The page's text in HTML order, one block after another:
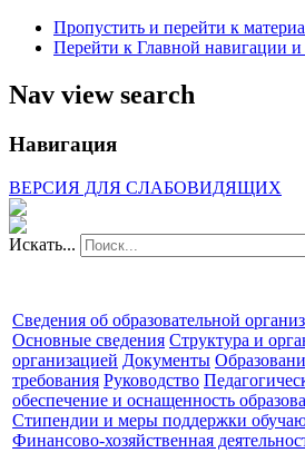
Пропустить и перейти к
Перейти к Главной навигации
Nav view search
Навигация
ВЕРСИЯ ДЛЯ СЛАБОВИДЯЩИХ
Искать...
Сведения об образовательной
Основные сведения Структура и
организацией Документы
требования Руководство
обеспечение и оснащенность
Стипендии и меры поддержки
Финансово-хозяйственная
Кафедра
пения
оперной
подготовки
первых
дней
существования
Красноярского
государственного